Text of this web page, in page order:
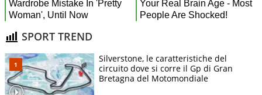
SPORT TREND
Silverstone, le caratteristiche del
circuito dove si corre il Gp di Gran
Bretagna del Motomondiale